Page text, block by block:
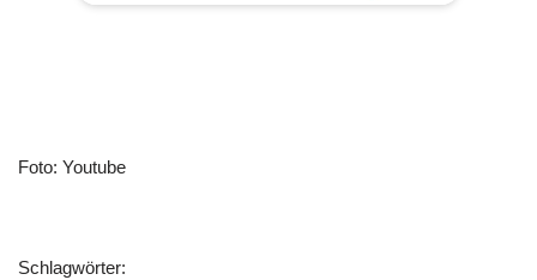
Foto: Youtube
Schlagwörter: